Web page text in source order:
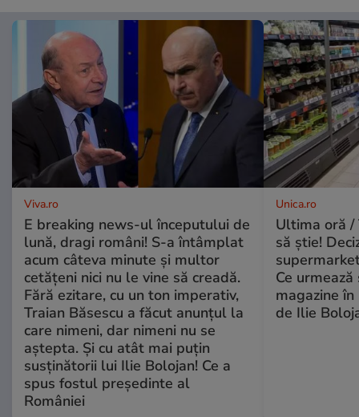
Viva.ro
E breaking news-ul începutului de
lună, dragi români! S-a întâmplat
acum câteva minute și multor
cetățeni nici nu le vine să creadă.
Fără ezitare, cu un ton imperativ,
Traian Băsescu a făcut anunțul la
care nimeni, dar nimeni nu se
aștepta. Și cu atât mai puțin
susținătorii lui Ilie Bolojan! Ce a
spus fostul președinte al
României
Unica.ro
Ultima oră /
să știe!
Ce
magazine
de Ilie